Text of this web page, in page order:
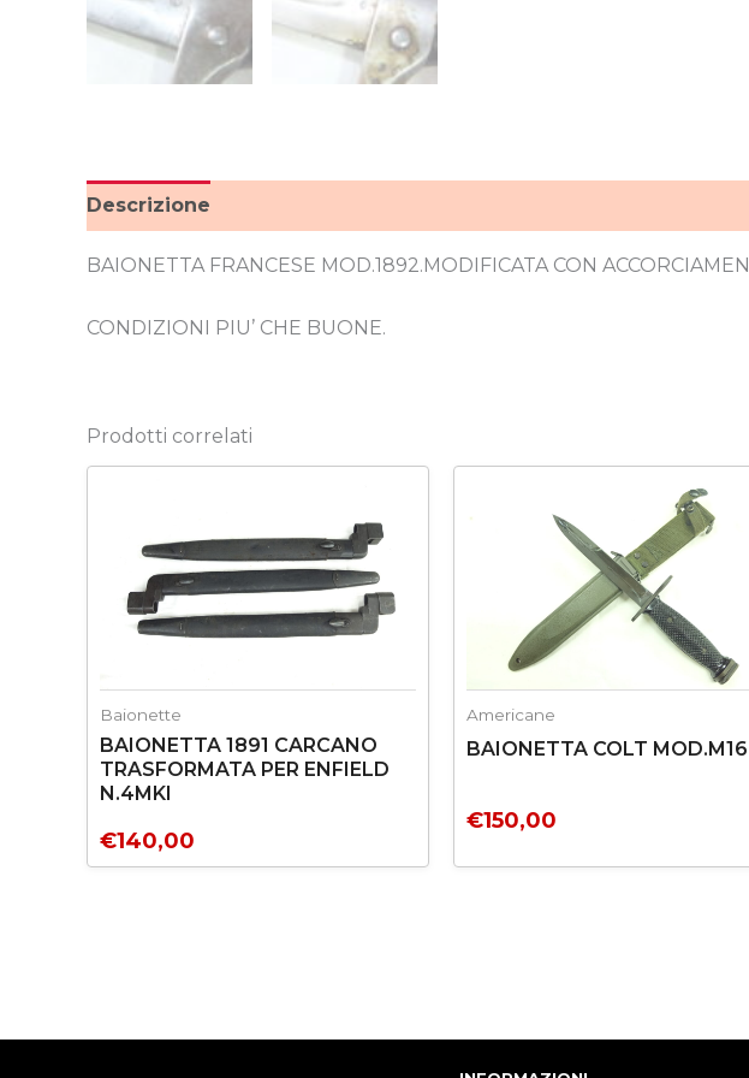
Descrizione
BAIONETTA FRANCESE MOD.1892.MODIFICATA CON
CONDIZIONI PIU’ CHE BUONE.
Prodotti correlati
Baionette
BAIONETTA 1891 CARCANO
TRASFORMATA PER ENFIELD
N.4MKI
€140,00
Americane
BAIONETTA COLT MOD.M16
€150,00